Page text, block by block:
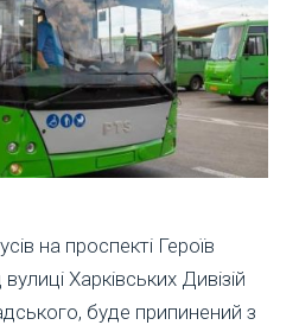
на проспекті Героїв
Харківських Дивізій
буде припинений з